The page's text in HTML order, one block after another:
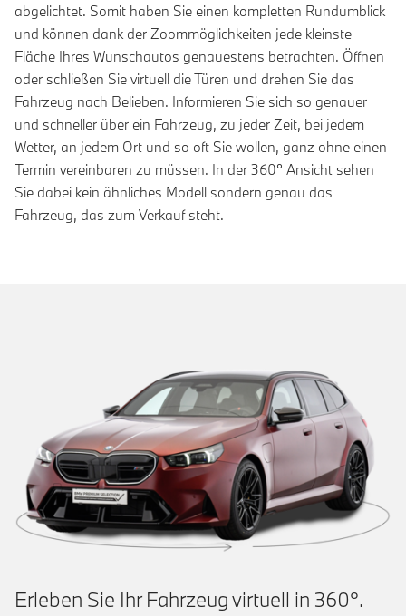
abgelichtet. Somit haben Sie einen kompletten Rundumblick
und können dank der Zoommöglichkeiten jede kleinste
Fläche Ihres Wunschautos genauestens betrachten. Öffnen
oder schließen Sie virtuell die Türen und drehen Sie das
Fahrzeug nach Belieben. Informieren Sie sich so genauer
und schneller über ein Fahrzeug, zu jeder Zeit, bei jedem
Wetter, an jedem Ort und so oft Sie wollen, ganz ohne einen
Termin vereinbaren zu müssen. In der 360° Ansicht sehen
Sie dabei kein ähnliches Modell sondern genau das
Fahrzeug, das zum Verkauf steht.
Erleben Sie Ihr Fahrzeug virtuell in 360°.